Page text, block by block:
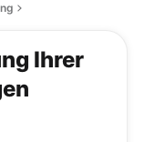
Ihrer